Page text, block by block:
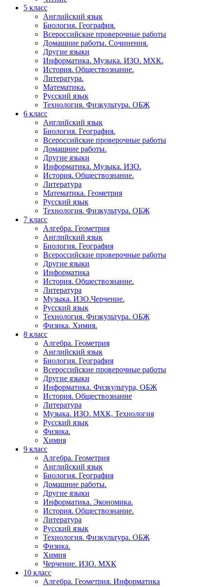
5 класс
Английский язык
Биология. География.
Всероссийские проверочные работы
Домашние работы. Сочинения.
Другие языки
Информатика. Музыка. ИЗО. МХК.
История. Обществознание.
Литература.
Математика.
Русский язык
Технология. Физкультура. ОБЖ
6 класс
Английский язык
Биология. География.
Всероссийские проверочные работы
Домашние работы.
Другие языки
Информатика. Музыка. ИЗО.
История. Обществознание.
Литература
Математика. Геометрия
Русский язык
Технология. Физкультура. ОБЖ
7 класс
Алгебра. Геометрия
Английский язык
Биология. География
Всероссийские проверочные работы
Другие языки
Информатика
История. Обществознание.
Литература
Музыка. ИЗО.Черчение.
Русский язык
Технология. Физкультура. ОБЖ
Физика. Химия.
8 класс
Алгебра. Геометрия
Английский язык
Биология. География
Всероссийские проверочные работы
Другие языки
Информатика. Физкультура, ОБЖ
История. Обществознание
Литература
Музыка. ИЗО. МХК, Технология
Русский язык
Физика.
Химия
9 класс
Алгебра. Геометрия
Английский язык
Биология. География
Домашние работы.
Другие языки
Информатика. Экономика.
История. Обществознание.
Литература
Русский язык
Технология. Физкультура. ОБЖ
Физика.
Химия
Черчение. ИЗО. МХК
10 класс
Алгебра. Геометрия. Информатика